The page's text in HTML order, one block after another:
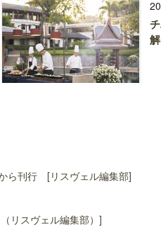
ら刊行 [リスヴェル編集部]
リスヴェル編集部）]